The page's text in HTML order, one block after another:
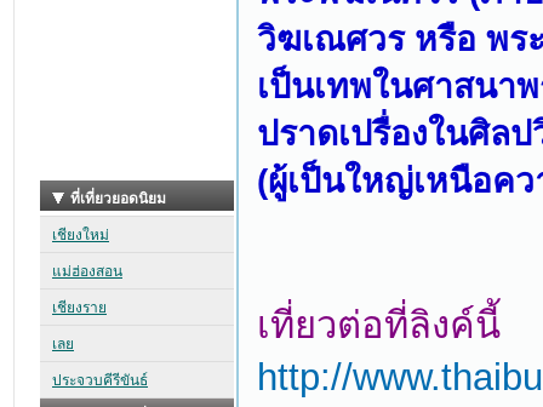
วิฆเณศวร หรือ พ
เป็นเทพในศาสนา
ปราดเปรื่องในศิล
(ผู้เป็นใหญ่เหนือค
เที่ยวต่อที่ลิงค์นี้
http://